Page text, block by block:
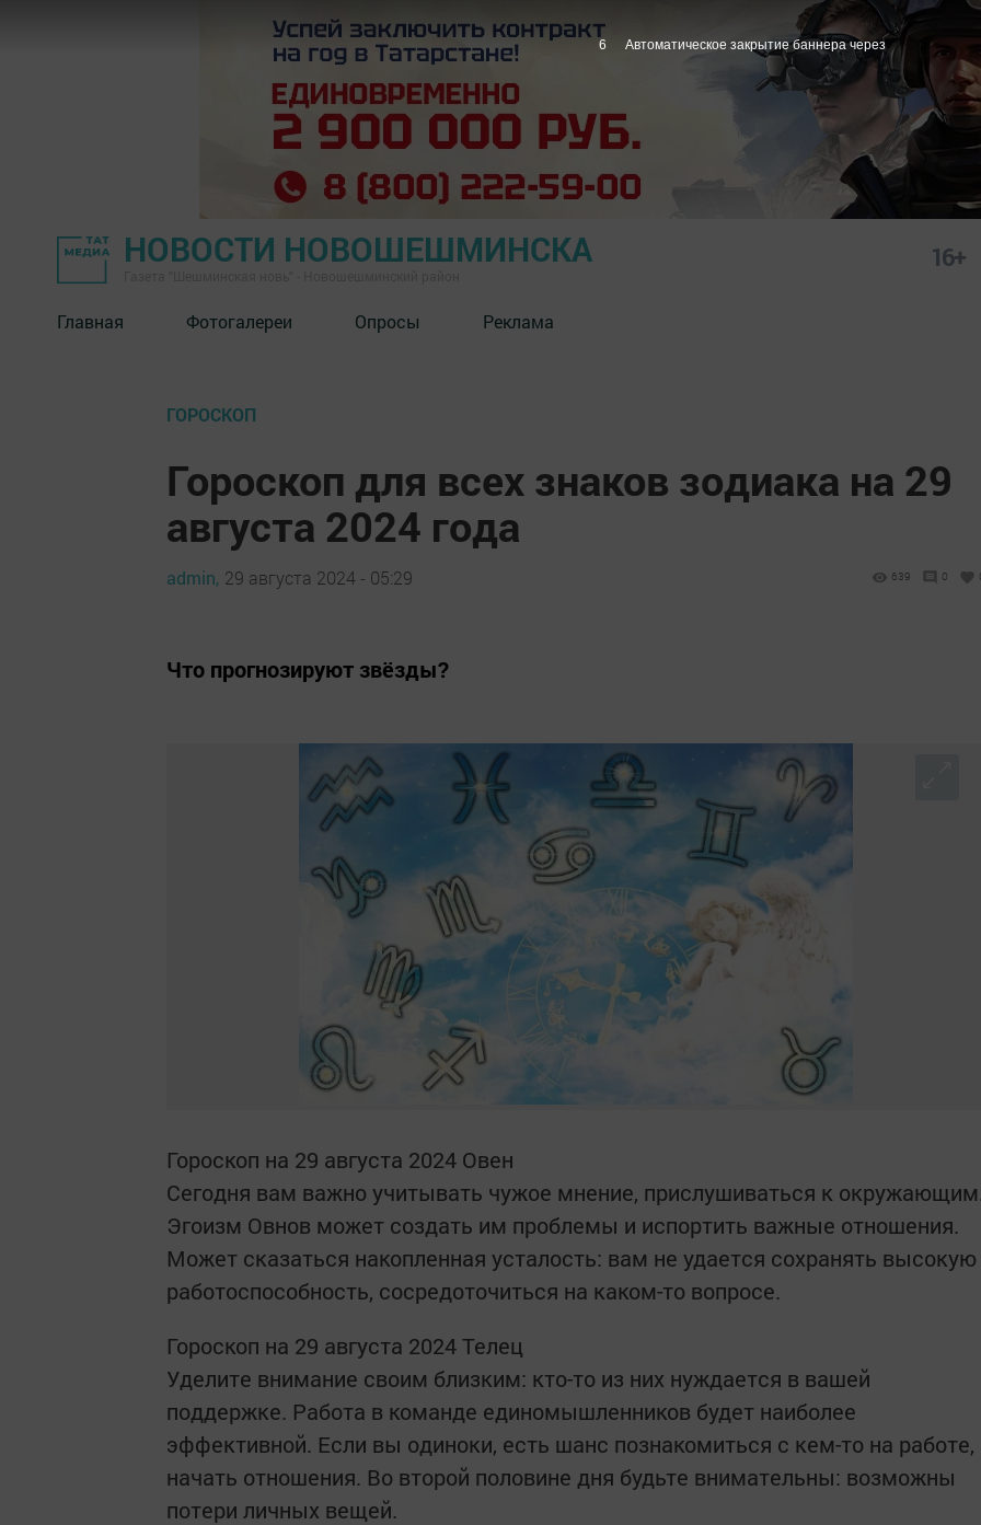
НОВОСТИ НОВОШЕШМИНСКА 16+
Главная Фотогалереи Опросы Реклама
ГОРОСКОП
Гороскоп для всех знаков зодиака на 29
августа 2024 года
admin, 29 августа 2024 - 05:29 639 0
Что прогнозируют звёзды?
Гороскоп на 29 августа 2024 Овен
Сегодня вам важно учитывать чужое мнение, прислушиваться к
Эгоизм Овнов может создать им проблемы и испортить важные отношения.
Может сказаться накопленная усталость: вам не удается сохранять высокую
работоспособность, сосредоточиться на каком-то вопросе.
Гороскоп на 29 августа 2024 Телец
Уделите внимание своим близким: кто-то из них нуждается в вашей
поддержке. Работа в команде единомышленников будет наиболее
эффективной. Если вы одиноки, есть шанс познакомиться с кем-то на работе,
начать отношения. Во второй половине дня будьте внимательны: возможны
потери личных вещей.
5 Автоматическое закрытие баннера через